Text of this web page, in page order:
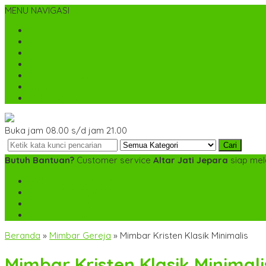
MENU NAVIGASI
Buka jam 08.00 s/d jam 21.00
Cari
Butuh Bantuan? Customer service Altar Jati Jepara siap
Beranda » Mimbar Gereja » Mimbar Kristen Klasik Minimalis